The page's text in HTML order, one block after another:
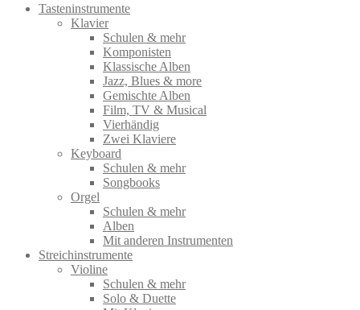
Tasteninstrumente
Klavier
Schulen & mehr
Komponisten
Klassische Alben
Jazz, Blues & more
Gemischte Alben
Film, TV & Musical
Vierhändig
Zwei Klaviere
Keyboard
Schulen & mehr
Songbooks
Orgel
Schulen & mehr
Alben
Mit anderen Instrumenten
Streichinstrumente
Violine
Schulen & mehr
Solo & Duette